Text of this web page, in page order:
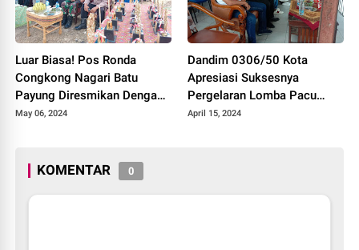
Luar Biasa! Pos Ronda
Congkong Nagari Batu
Payung Diresmikan Dengan
Meriah
May 06, 2024
Dandim 0306/50 Kota
Apresiasi Suksesnya
Pergelaran Lomba Pacu
Kuda Lebaran Cup 2024
April 15, 2024
KOMENTAR 0